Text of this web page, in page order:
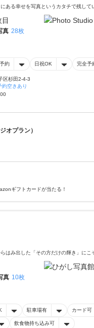
ある幸せを写真というカタチで残して
真 28枚
約 日祝OK 完全予
区杉田2-4-3
約空きあり
オプラン）
ギフトカードが当たる！
はみ出した「その方だけの輝き」にこ
真 10枚
駐車場有 カード可
飲食物持ち込み可